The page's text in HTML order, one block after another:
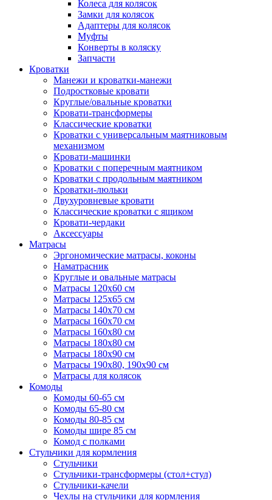
Колеса для колясок
Замки для колясок
Адаптеры для колясок
Муфты
Конверты в коляску
Запчасти
Кроватки
Манежи и кроватки-манежи
Подростковые кровати
Круглые/овальные кроватки
Кровати-трансформеры
Классические кроватки
Кроватки с универсальным маятниковым
механизмом
Кровати-машинки
Кроватки с поперечным маятником
Кроватки с продольным маятником
Кроватки-люльки
Двухуровневые кровати
Классические кроватки с ящиком
Кровати-чердаки
Аксессуары
Матрасы
Эргономические матрасы, коконы
Наматрасник
Круглые и овальные матрасы
Матрасы 120х60 см
Матрасы 125х65 см
Матрасы 140х70 см
Матрасы 160х70 см
Матрасы 160х80 см
Матрасы 180х80 см
Матрасы 180х90 см
Матрасы 190х80, 190х90 см
Матрасы для колясок
Комоды
Комоды 60-65 см
Комоды 65-80 см
Комоды 80-85 см
Комоды шире 85 см
Комод с полками
Стульчики для кормления
Стульчики
Стульчики-трансформеры (стол+стул)
Стульчики-качели
Чехлы на стульчики для кормления